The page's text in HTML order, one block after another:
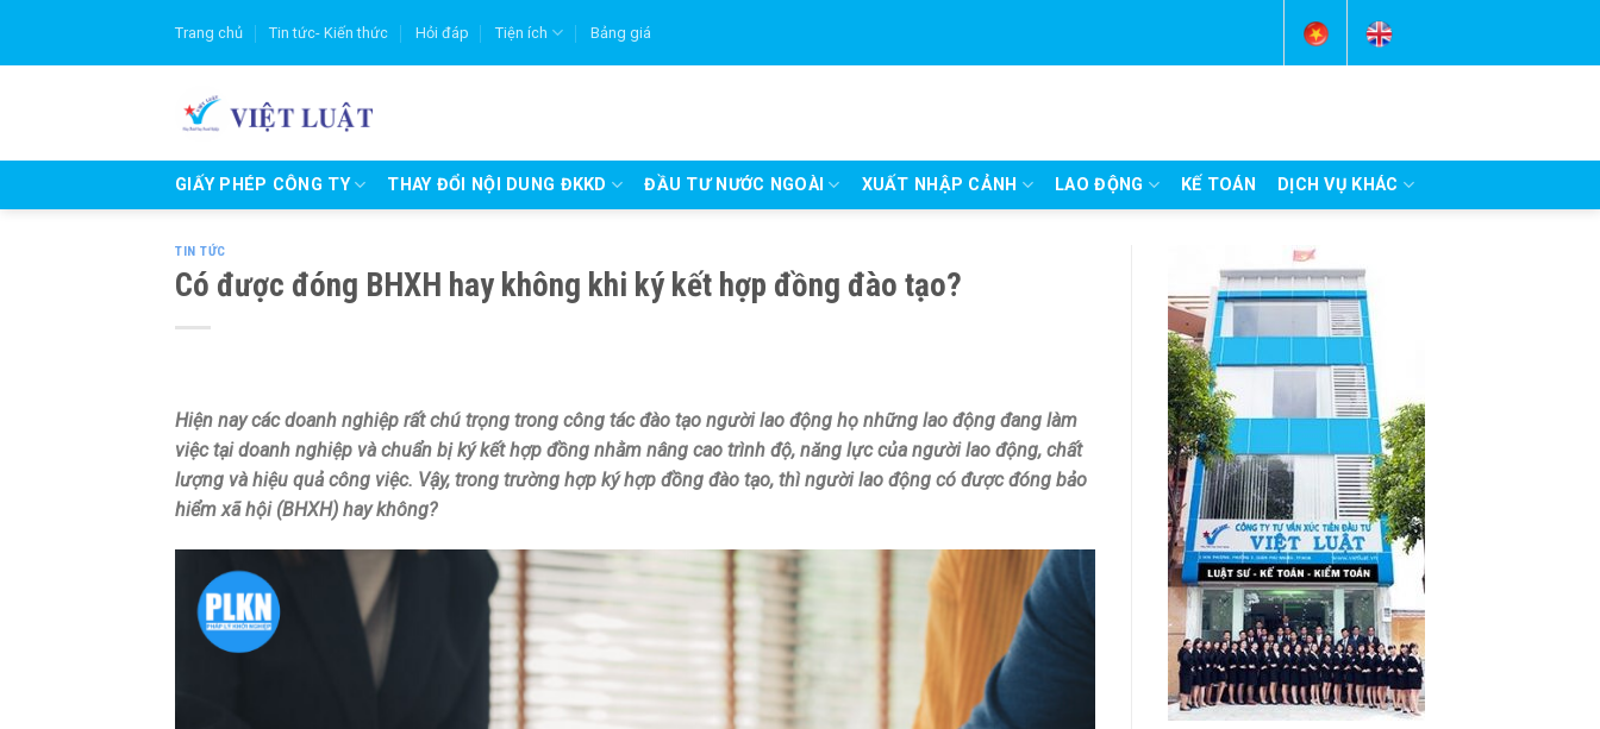
content
Trang chủ Tin tức- Kiến thức Hỏi đáp Tiện ích Bảng giá
GIẤY PHÉP CÔNG TY THAY ĐỔI NỘI DUNG ĐKKD ĐẦU TƯ NƯỚC NGOÀI XUẤT NHẬP CẢNH LAO ĐỘNG KẾ TOÁN DỊCH VỤ KHÁC
TIN TỨC
Có được đóng BHXH hay không khi ký kết hợp đồng đào tạo?
Hiện nay các doanh nghiệp rất chú trọng trong công tác đào tạo người lao động họ những lao động đang làm
việc tại doanh nghiệp và chuẩn bị ký kết hợp đồng nhằm nâng cao trình độ, năng lực của người lao động, chất
lượng và hiệu quả công việc. Vậy, trong trường hợp ký hợp đồng đào tạo, thì người lao động có được đóng bảo
hiểm xã hội (BHXH) hay không?